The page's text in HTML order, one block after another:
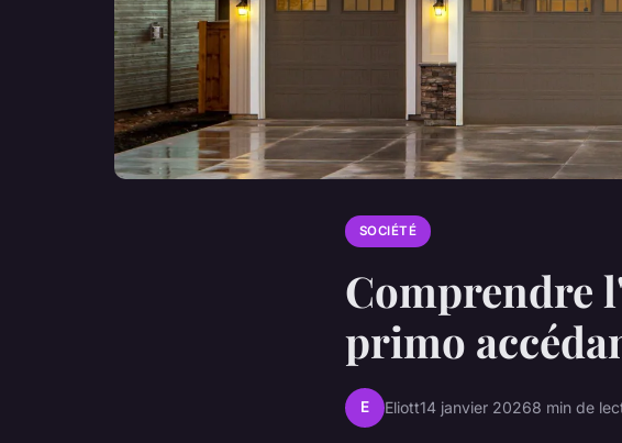
SOCIÉTÉ
Comprendre
primo
E Eliott14 janvier 20268 min de